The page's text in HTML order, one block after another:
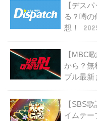
【デス
る？噂
想！
【MBC
から？無
ブル最新
【SBS
イムテー